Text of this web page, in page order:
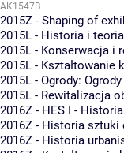
AK1547B
2015Z - Shaping of
2015L - Historia i
2015L - Konserwacja i
2015L - Kształtowanie
2015L - Ogrody:
2015L - Rewitalizacja
2016Z - HES I -
2016Z - Historia
2016Z - Historia